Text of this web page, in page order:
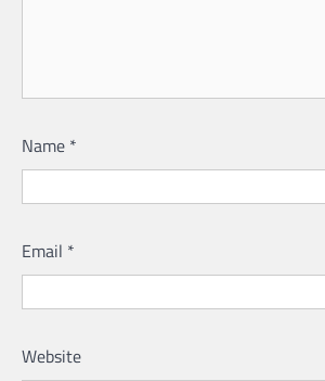
Name *
Email *
Website